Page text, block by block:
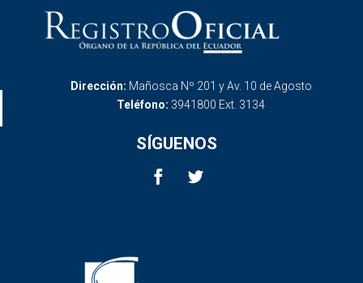
Dirección: Mañosca Nº 201 y Av. 10 de Agosto
Teléfono: 3941800 Ext. 3134
SÍGUENOS